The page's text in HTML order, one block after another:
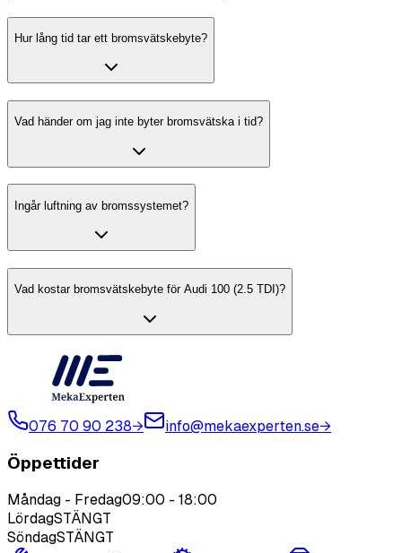
Hur lång tid tar ett bromsvätskebyte?
Vad händer om jag inte byter bromsvätska i tid?
Ingår luftning av bromssystemet?
Vad kostar bromsvätskebyte för Audi 100 (2.5 TDI)?
076 70 90 238→ info@mekaexperten.se→
Öppettider
Måndag - Fredag09:00 - 18:00
LördagSTÄNGT
SöndagSTÄNGT